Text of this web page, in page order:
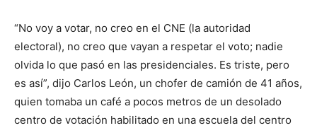
“No voy a votar, no creo en el CNE (la autoridad
electoral), no creo que vayan a respetar el voto; nadie
olvida lo que pasó en las presidenciales. Es triste, pero
es así”, dijo Carlos León, un chofer de camión de 41 años,
quien tomaba un café a pocos metros de un desolado
centro de votación habilitado en una escuela del centro